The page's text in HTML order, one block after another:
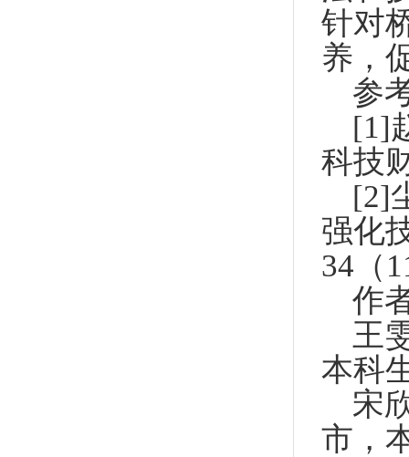
针对
养，
参
[1]
科技
[2]
强化
34（
作
王
本科
宋
市，